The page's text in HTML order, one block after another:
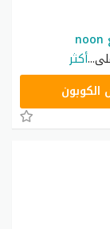
...أكثر